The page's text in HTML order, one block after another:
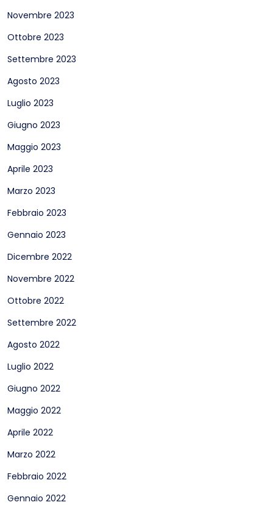
Novembre 2023
Ottobre 2023
Settembre 2023
Agosto 2023
Luglio 2023
Giugno 2023
Maggio 2023
Aprile 2023
Marzo 2023
Febbraio 2023
Gennaio 2023
Dicembre 2022
Novembre 2022
Ottobre 2022
Settembre 2022
Agosto 2022
Luglio 2022
Giugno 2022
Maggio 2022
Aprile 2022
Marzo 2022
Febbraio 2022
Gennaio 2022